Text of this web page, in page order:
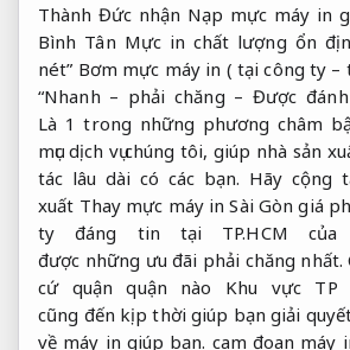
Thành Đức nhận Nạp mực máy in
Bình Tân Mực in chất lượng ổn
nét” Bơm mực máy in ( tại công ty –
“Nhanh – phải chăng – Được
Là 1 trong những phương châm
mục dịch vụ chúng tôi, giúp nhà sản
tác lâu dài có các bạn. Hãy cộng
xuất Thay mực máy in Sài Gòn giá
ty đáng tin tại TP.HCM của
được những ưu đãi phải chăng nhất.
cứ quận quận nào Khu vực TP
cũng đến kịp thời giúp bạn giải
về máy in giúp bạn. cam đoan máy